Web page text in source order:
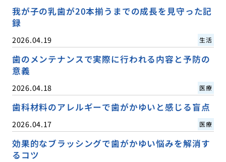
我が子の乳歯が20本揃うまでの成長を見守った記
録
2026.04.19 生活
歯のメンテナンスで実際に行われる内容と予防の
意義
2026.04.18 医療
歯科材料のアレルギーで歯がかゆいと感じる盲点
2026.04.17 医療
効果的なブラッシングで歯がかゆい悩みを解消す
るコツ